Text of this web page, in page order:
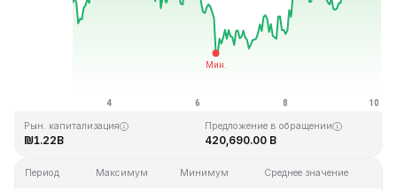
Последнее обновление: 03:21 GMT+0 2026-08-10
Рын. капитализация
₪1.22B
Предложение в обращении
420,690.00 B
Период Максимум Минимум Среднее значение